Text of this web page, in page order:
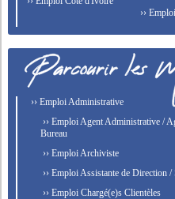
››
›› Emploi Administrative
›› Emploi Agent Administrative /
Bureau
›› Emploi Archiviste
›› Emploi Assistante de Direction /
›› Emploi Chargé(e)s Clientèles